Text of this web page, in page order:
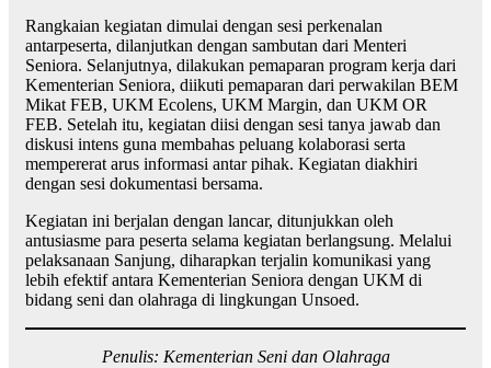
Rangkaian kegiatan dimulai dengan sesi perkenalan
antarpeserta, dilanjutkan dengan sambutan dari Menteri
Seniora. Selanjutnya, dilakukan pemaparan program kerja dari
Kementerian Seniora, diikuti pemaparan dari perwakilan BEM
Mikat FEB, UKM Ecolens, UKM Margin, dan UKM OR
FEB. Setelah itu, kegiatan diisi dengan sesi tanya jawab dan
diskusi intens guna membahas peluang kolaborasi serta
mempererat arus informasi antar pihak. Kegiatan diakhiri
dengan sesi dokumentasi bersama.
Kegiatan ini berjalan dengan lancar, ditunjukkan oleh
antusiasme para peserta selama kegiatan berlangsung. Melalui
pelaksanaan Sanjung, diharapkan terjalin komunikasi yang
lebih efektif antara Kementerian Seniora dengan UKM di
bidang seni dan olahraga di lingkungan Unsoed.
Penulis: Kementerian Seni dan Olahraga